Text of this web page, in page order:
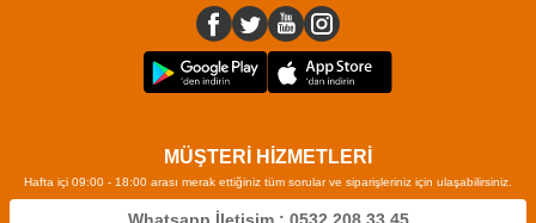
MÜŞTERİ HİZMETLERİ
Hafta içi 09:00 - 18:00 arası merak ettiğiniz tüm sorular ve siparişleriniz için ulaşabilirsiniz.